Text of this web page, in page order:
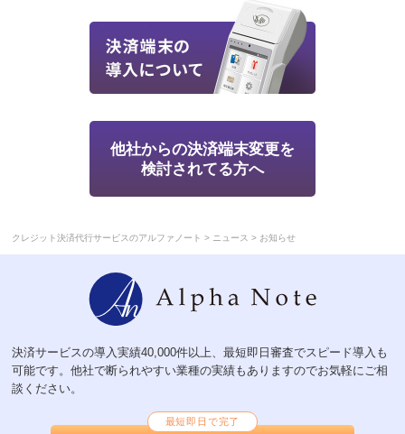
他社からの決済端末変更を
検討されてる方へ
クレジット決済代行サービスのアルファノート > ニュース > お知らせ
決済サービスの導入実績40,000件以上、最短即日審査でスピード導入も
可能です。他社で断られやすい業種の実績もありますのでお気軽にご相
談ください。
最短即日で完了